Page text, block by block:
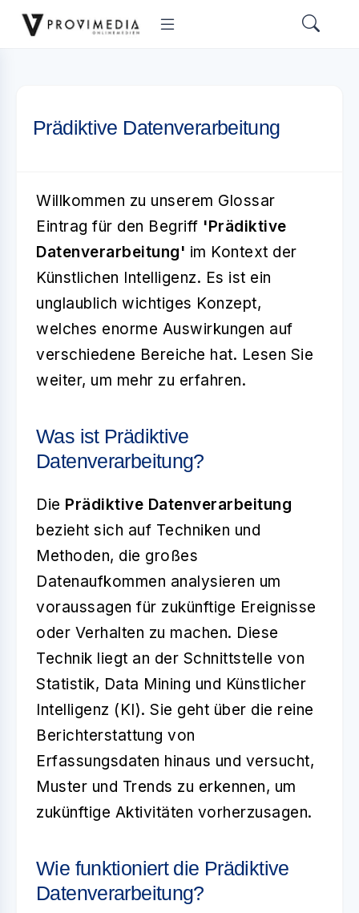
Prädiktive Datenverarbeitung
Willkommen zu unserem Glossar
Eintrag für den Begriff 'Prädiktive
Datenverarbeitung' im Kontext der
Künstlichen Intelligenz. Es ist ein
unglaublich wichtiges Konzept,
welches enorme Auswirkungen auf
verschiedene Bereiche hat. Lesen Sie
weiter, um mehr zu erfahren.
Was ist Prädiktive
Datenverarbeitung?
Die Prädiktive Datenverarbeitung
bezieht sich auf Techniken und
Methoden, die großes
Datenaufkommen analysieren um
voraussagen für zukünftige Ereignisse
oder Verhalten zu machen. Diese
Technik liegt an der Schnittstelle von
Statistik, Data Mining und Künstlicher
Intelligenz (KI). Sie geht über die reine
Berichterstattung von
Erfassungsdaten hinaus und versucht,
Muster und Trends zu erkennen, um
zukünftige Aktivitäten vorherzusagen.
Wie funktioniert die Prädiktive
Datenverarbeitung?